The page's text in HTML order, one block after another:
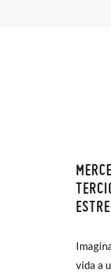
vida a
En
hasta
poco
En